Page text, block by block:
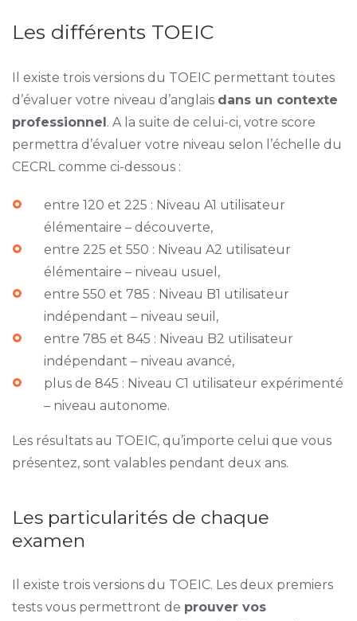
Les différents TOEIC
Il existe trois versions du TOEIC permettant toutes
d’évaluer votre niveau d’anglais dans un contexte
professionnel. A la suite de celui-ci, votre score
permettra d’évaluer votre niveau selon l’échelle du
CECRL comme ci-dessous :
entre 120 et 225 : Niveau A1 utilisateur
élémentaire – découverte,
entre 225 et 550 : Niveau A2 utilisateur
élémentaire – niveau usuel,
entre 550 et 785 : Niveau B1 utilisateur
indépendant – niveau seuil,
entre 785 et 845 : Niveau B2 utilisateur
indépendant – niveau avancé,
plus de 845 : Niveau C1 utilisateur expérimenté
– niveau autonome.
Les résultats au TOEIC, qu’importe celui que vous
présentez, sont valables pendant deux ans.
Les particularités de chaque
examen
Il existe trois versions du TOEIC. Les deux premiers
tests vous permettront de prouver vos